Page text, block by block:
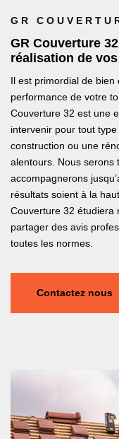
GR
GR Couverture
réalisation de
Il est primordial de
performance de votre
Couverture 32 est une
intervenir pour tout
construction ou une
alentours. Nous serons
accompagnerons
résultats soient à la
Couverture 32 étudiera
partager des avis
toutes les normes.
Contactez nous